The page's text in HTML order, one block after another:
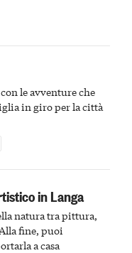
le avventure che
in giro per la città
in Langa
natura tra pittura,
fine, puoi
a casa